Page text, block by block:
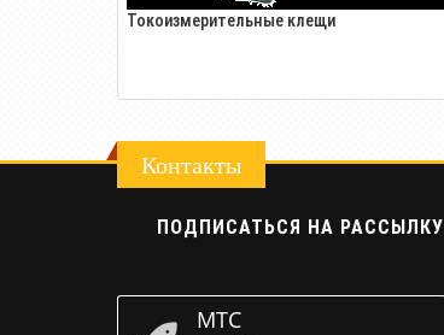
Токоизмерительные клещи
Контакты
ПОДПИСАТЬСЯ НА РАССЫЛКУ
МТС